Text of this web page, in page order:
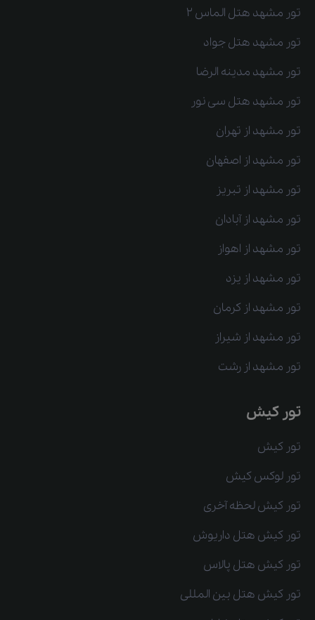
تور مشهد هتل الماس 2
تور مشهد هتل جواد
تور مشهد مدینه الرضا
تور مشهد هتل سی نور
تور مشهد از تهران
تور مشهد از اصفهان
تور مشهد از تبریز
تور مشهد از آبادان
تور مشهد از اهواز
تور مشهد از یزد
تور مشهد از کرمان
تور مشهد از شیراز
تور مشهد از رشت
تور کیش
تور کیش
تور لوکس کیش
تور کیش لحظه آخری
تور کیش هتل داریوش
تور کیش هتل پالاس
تور کیش هتل بین المللی